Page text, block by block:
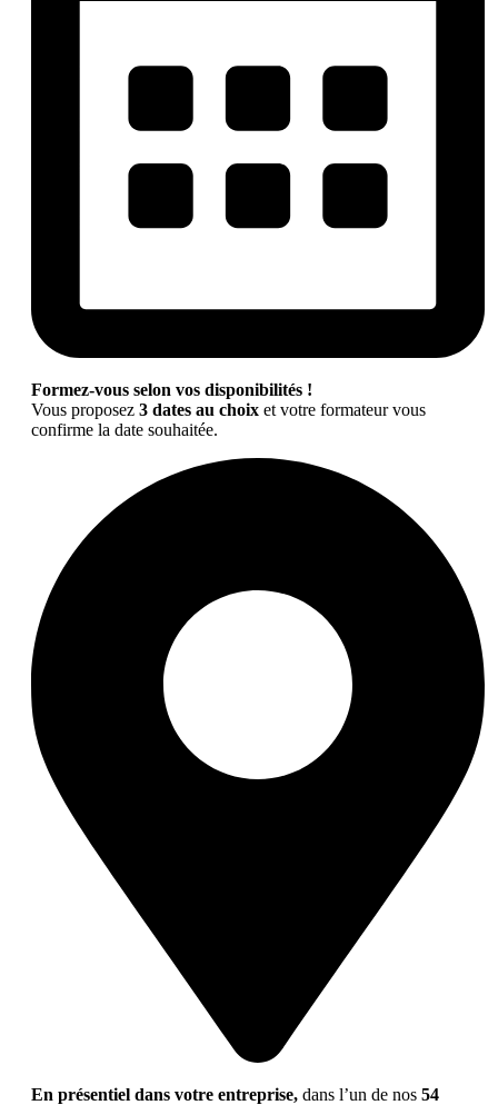
Formez-vous selon vos disponibilités !
Vous proposez 3 dates au choix et votre formateur vous
confirme la date souhaitée.
En présentiel dans votre entreprise, dans l’un de nos 54